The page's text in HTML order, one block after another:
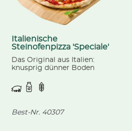
Italienische
Steinofenpizza 'Speciale'
Das Original aus Italien:
knusprig dünner Boden
Schinken, Salami,
Champignons und Paprika,
Best-Nr. 40307